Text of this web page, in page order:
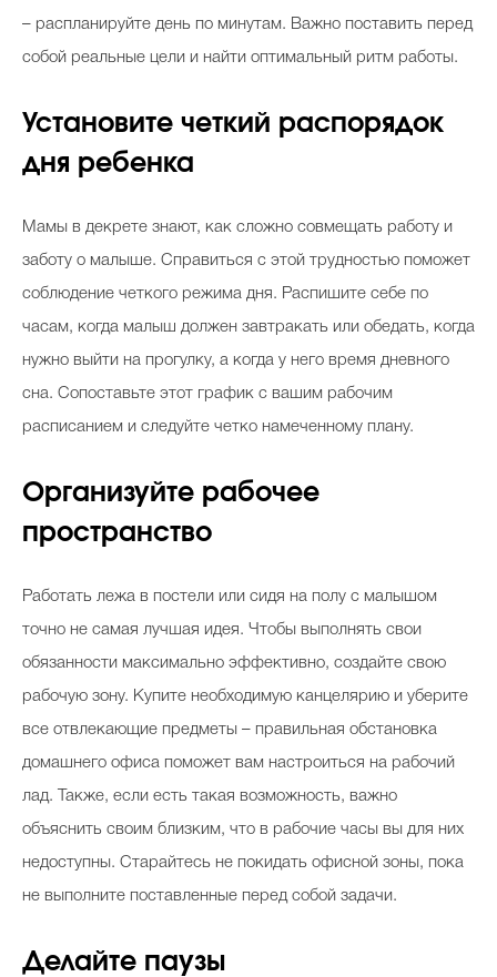
– распланируйте день по минутам. Важно поставить перед
собой реальные цели и найти оптимальный ритм работы.
Установите четкий распорядок
дня ребенка
Мамы в декрете знают, как сложно совмещать работу и
заботу о малыше. Справиться с этой трудностью поможет
соблюдение четкого режима дня. Распишите себе по
часам, когда малыш должен завтракать или обедать, когда
нужно выйти на прогулку, а когда у него время дневного
сна. Сопоставьте этот график с вашим рабочим
расписанием и следуйте четко намеченному плану.
Организуйте рабочее
пространство
Работать лежа в постели или сидя на полу с малышом
точно не самая лучшая идея. Чтобы выполнять свои
обязанности максимально эффективно, создайте свою
рабочую зону. Купите необходимую канцелярию и уберите
все отвлекающие предметы – правильная обстановка
домашнего офиса поможет вам настроиться на рабочий
лад. Также, если есть такая возможность, важно
объяснить своим близким, что в рабочие часы вы для них
недоступны. Старайтесь не покидать офисной зоны, пока
не выполните поставленные перед собой задачи.
Делайте паузы